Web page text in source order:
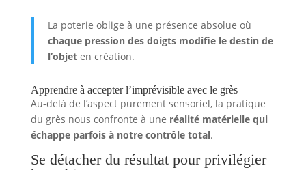
La poterie oblige à une présence absolue où
chaque pression des doigts modifie le destin de
l’objeten création.
Apprendre à accepter l’imprévisible avec le grès
Au-delà de l’aspect purement sensoriel, la pratique
du grès nous confronte à une réalité matérielle qui
échappe parfois à notre contrôle total.
Se détacher du résultat pour privilégier